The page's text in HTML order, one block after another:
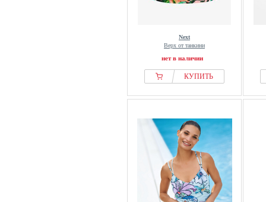
Next
Верх от танкини
нет в наличии
КУПИТЬ